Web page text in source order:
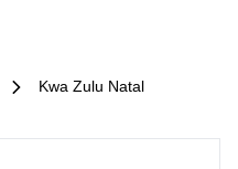
Kwa Zulu Natal